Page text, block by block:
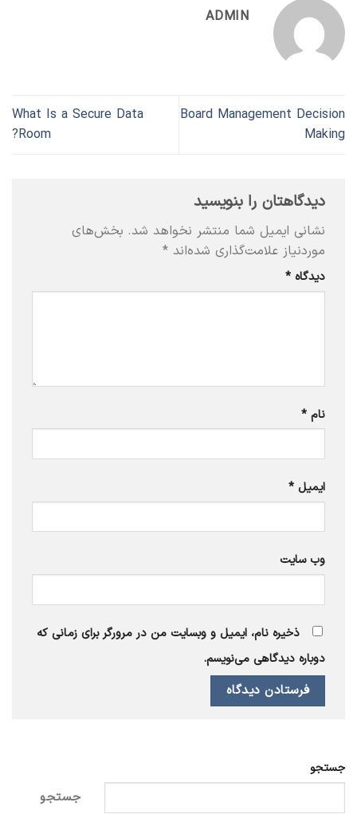
ADMIN
Board Management Decision
Making
What Is a Secure Data
Room?
دیدگاهتان را بنویسید
نشانی ایمیل شما منتشر نخواهد شد. بخش‌های
موردنیاز علامت‌گذاری شده‌اند *
دیدگاه *
نام *
ایمیل *
وب‌ سایت
ذخیره نام، ایمیل و وبسایت من در مرورگر برای زمانی که
دوباره دیدگاهی می‌نویسم.
جستجو
جستجو